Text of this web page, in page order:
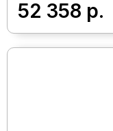
52 358 р.